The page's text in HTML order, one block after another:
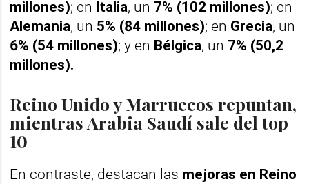
millones); en Italia, un 7% (102 millones); en
Alemania, un 5% (84 millones); en Grecia, un
6% (54 millones); y en Bélgica, un 7% (50,2
millones).
Reino Unido y Marruecos repuntan,
mientras Arabia Saudí sale del top
10
En contraste, destacan las mejoras en Reino